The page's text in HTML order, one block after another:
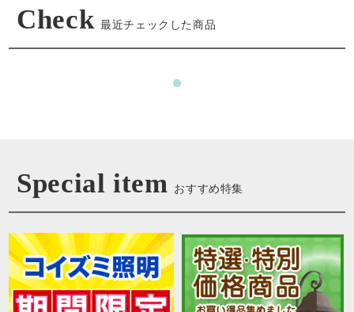
Check 最近チェックした商品
Special item おすすめ特集